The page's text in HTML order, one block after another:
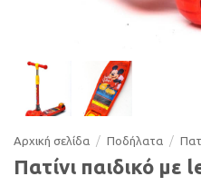
Αρχική σελίδα / Ποδήλατα /
Πατίνι παιδικό με